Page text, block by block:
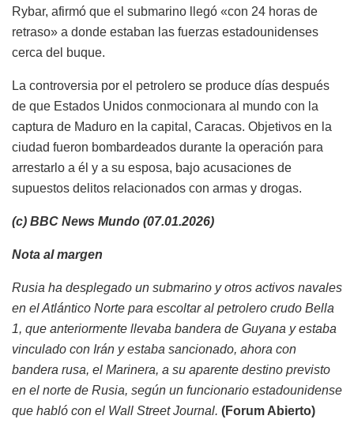
Rybar, afirmó que el submarino llegó «con 24 horas de
retraso» a donde estaban las fuerzas estadounidenses
cerca del buque.
La controversia por el petrolero se produce días después
de que Estados Unidos conmocionara al mundo con la
captura de Maduro en la capital, Caracas. Objetivos en la
ciudad fueron bombardeados durante la operación para
arrestarlo a él y a su esposa, bajo acusaciones de
supuestos delitos relacionados con armas y drogas.
(c) BBC News Mundo (07.01.2026)
Nota al margen
Rusia ha desplegado un submarino y otros activos navales
en el Atlántico Norte para escoltar al petrolero crudo Bella
1, que anteriormente llevaba bandera de Guyana y estaba
vinculado con Irán y estaba sancionado, ahora con
bandera rusa, el Marinera, a su aparente destino previsto
en el norte de Rusia, según un funcionario estadounidense
que habló con el Wall Street Journal. (Forum Abierto)